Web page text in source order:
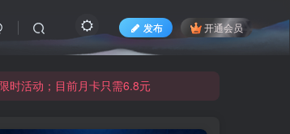
发布 开通会员
问题联系及时联系皮皮
限时活动；目前月卡只需6.8元
问题联系及时联系皮皮